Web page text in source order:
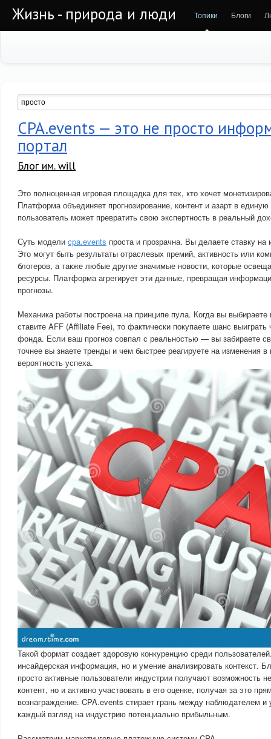
Жизнь - природа и люди Топики Блоги
CPA.events — это не просто
портал
Блог им. will
Это полноценная игровая площадка для тех, кто хочет
Платформа объединяет прогнозирование, контент и азарт в
пользователь может превратить свою экспертность в реальный
Суть модели cpa.events проста и прозрачна. Вы делаете ставку на
Это могут быть результаты отраслевых премий, активность или
блогеров, а также любые другие значимые новости, которые
ресурсы. Платформа агрегирует эти данные, превращая
прогнозы.
Механика работы построена на принципе пула. Когда вы выбираете
ставите AFF (Affiliate Fee), то фактически покупаете шанс выиграть
фонда. Если ваш прогноз совпал с реальностью — вы забираете
точнее вы знаете тренды и чем быстрее реагируете на изменения
вероятность успеха.
Такой формат создает здоровую конкуренцию среди
инсайдерская информация, но и умение анализировать контекст.
просто активные пользователи индустрии получают возможность
контент, но и активно участвовать в его оценке, получая за это
вознаграждение. CPA.events стирает грань между наблюдателем
каждый взгляд на индустрию потенциально прибыльным.